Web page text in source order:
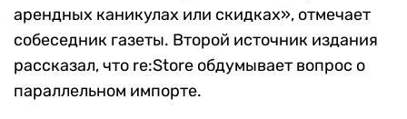
арендных каникулах или скидках», отмечает
собеседник газеты. Второй источник издания
рассказал, что re:Store обдумывает вопрос о
параллельном импорте.